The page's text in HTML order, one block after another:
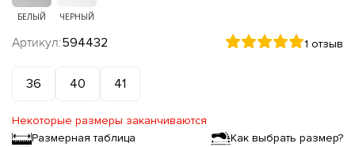
БЕЛЫЙ ЧЕРНЫЙ
Артикул:594432 1 отзыв
36 40 41
Некоторые размеры заканчиваются
Размерная таблица
Как выбрать размер?